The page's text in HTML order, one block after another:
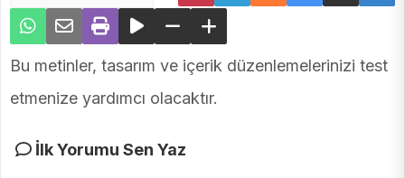
Bu metinler, tasarım ve içerik düzenlemelerinizi test
etmenize yardımcı olacaktır.
İlk Yorumu Sen Yaz